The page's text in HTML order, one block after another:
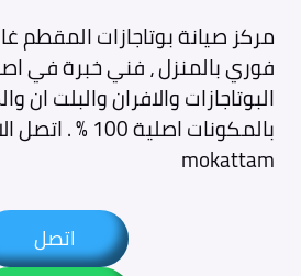
مركز صيانة بوتاجازات المقطم
فوري بالمنزل ، فني خبرة في
البوتاجازات والافران والبلت
بالمكونات اصلية 100 % . اتصل الان
mokattam
اتصل